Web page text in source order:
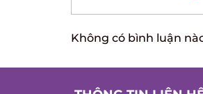
Không có bình luận nào